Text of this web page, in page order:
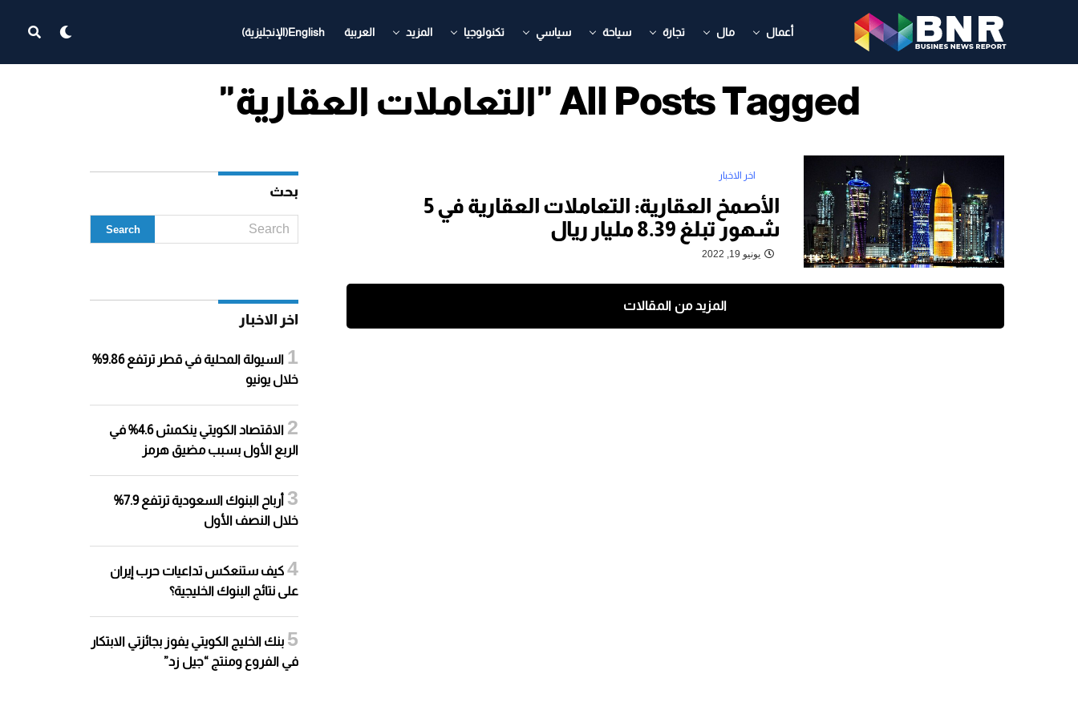
أعمال مال تجارة سياحة سياسي تكنولوجيا المزيد العربية English
(الإنجليزية)
All Posts Tagged "التعاملات العقارية"
اخر الاخبار
الأصمخ العقارية: التعاملات العقارية في 5
شهور تبلغ 8.39 مليار ريال
يونيو 19, 2022
المزيد من المقالات
بحث
اخر الاخبار
السيولة المحلية في قطر ترتفع 9.86%
خلال يونيو
الاقتصاد الكويتي ينكمش 4.6% في
الربع الأول بسبب مضيق هرمز
أرباح البنوك السعودية ترتفع 7.9%
خلال النصف الأول
كيف ستنعكس تداعيات حرب إيران
على نتائج البنوك الخليجية؟
بنك الخليج الكويتي يفوز بجائزتي الابتكار
في الفروع ومنتج “جيل زد”